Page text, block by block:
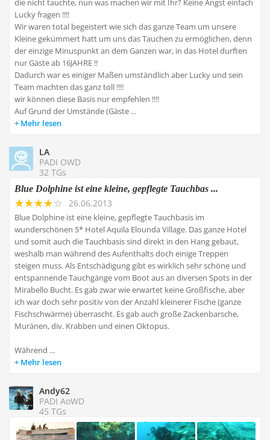
die nicht tauchte, nun was machen wir mit Ihr? Keine Angst einfach
Lucky fragen !!!!
Wir waren total begeistert wie sich das ganze Team um unsere
Kleine gekümmert hatt um uns das Tauchen zu ermöglichen, denn
der einzige Minuspunkt an dem Ganzen war, in das Hotel durften
nur Gäste ab 16JAHRE !!
Dadurch war es einiger Maßen umständlich aber Lucky und sein
Team machten das ganz toll !!!!
wir können diese Basis nur empfehlen !!!!
Auf Grund der Umstände (Gäste ...
Mehr lesen
LA
PADI OWD
32 TGs
Blue Dolphine ist eine kleine, gepflegte Tauchbas ...
26.06.2013
Blue Dolphine ist eine kleine, gepflegte Tauchbasis im
wunderschönen 5* Hotel Aquila Elounda Village. Das ganze Hotel
und somit auch die Tauchbasis sind direkt in den Hang gebaut,
weshalb man während des Aufenthalts doch einige Treppen
steigen muss. Als Entschädigung gibt es wirklich sehr schöne und
entspannende Tauchgänge vom Boot aus an diversen Spots in der
Mirabello Bucht. Es gab zwar wie erwartet keine Großfische, aber
ich war doch sehr positiv von der Anzahl kleinerer Fische (ganze
Fischschwärme) überrascht. Es gab auch große Zackenbarsche,
Muränen, div. Krabben und einen Oktopus.
Während ...
Mehr lesen
Andy62
PADI AoWD
45 TGs